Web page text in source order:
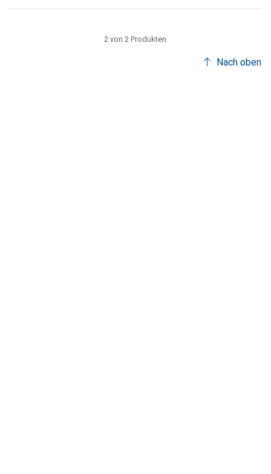
2 von 2 Produkten
Nach oben